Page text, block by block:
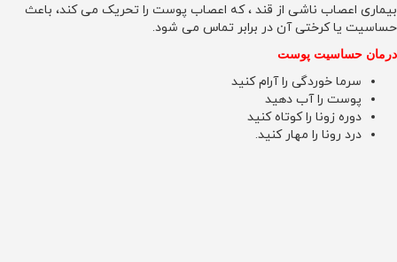
بیماری اعصاب ناشی از قند ، که اعصاب پوست را تحریک می کند، باعث
حساسیت یا کرختی آن در برابر تماس می شود.
درمان حساسیت پوست
سرما خوردگی را آرام کنید
پوست را آب دهید
دوره زونا را کوتاه کنید
درد رونا را مهار کنید.